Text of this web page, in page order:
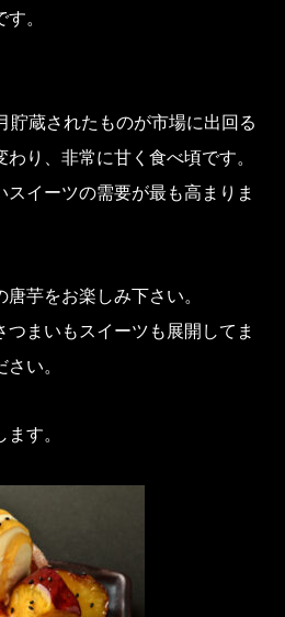
。
貯蔵されたものが市場に出回る
り、非常に甘く食べ頃です。
イーツの需要が最も高まりま
芋をお楽しみ下さい。
まいもスイーツも展開してま
い。
す。